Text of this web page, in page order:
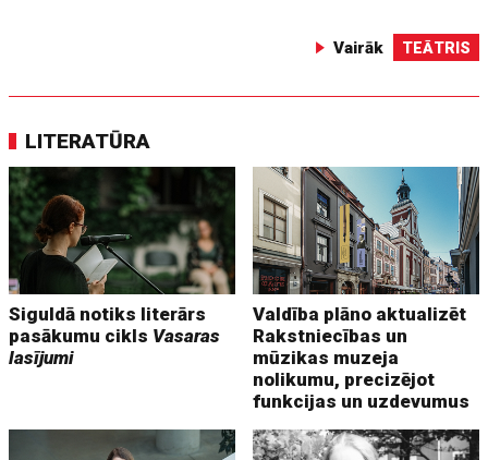
Vairāk TEĀTRIS
LITERATŪRA
Siguldā notiks literārs
pasākumu cikls Vasaras
lasījumi
Valdība plāno aktualizēt
Rakstniecības un
mūzikas muzeja
nolikumu, precizējot
funkcijas un uzdevumus